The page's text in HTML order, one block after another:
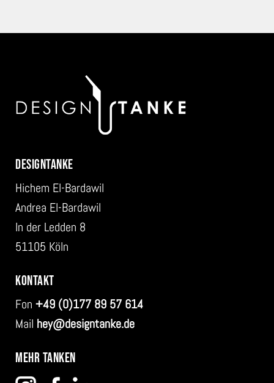
DESIGNTANKE
Hichem El-Bardawil
Andrea El-Bardawil
In der Ledden 8
51105 Köln
KONTAKT
Fon +49 (0)177 89 57 614
Mail hey@designtanke.de
MEHR TANKEN